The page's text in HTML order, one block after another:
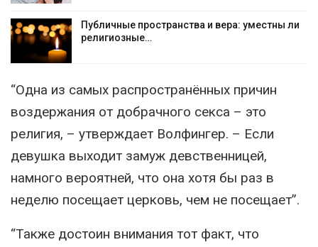
Публичные пространства и вера: уместны ли
религиозные…
“Одна из самых распространённых причин
воздержания от добрачного секса – это
религия, – утверждает Волфингер. – Если
девушка выходит замуж девственницей,
намного вероятней, что она хотя бы раз в
неделю посещает церковь, чем не посещает”.
“Также достоин внимания тот факт, что